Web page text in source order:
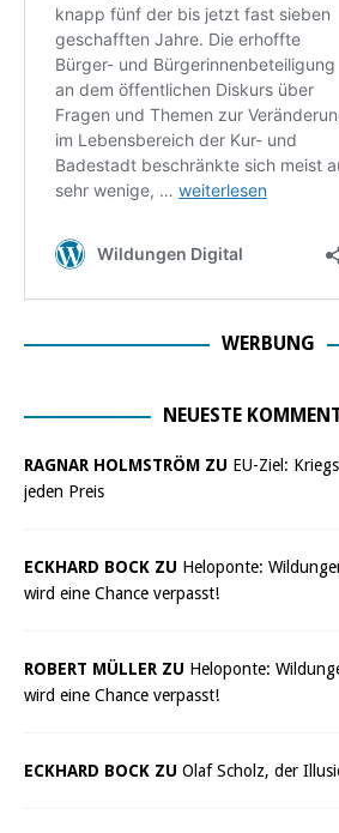
WERBUNG
NEUESTE
RAGNAR HOLMSTRÖM ZU EU-Ziel:
jeden Preis
ECKHARD BOCK ZU Heloponte:
wird eine Chance verpasst!
ROBERT MÜLLER ZU Heloponte:
wird eine Chance verpasst!
ECKHARD BOCK ZU Olaf Scholz, der